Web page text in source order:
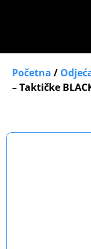
Početna /
– Taktičke